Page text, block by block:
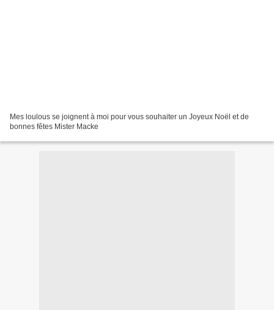
Mes loulous se joignent à moi pour vous souhaiter un Joyeux Noël et de
bonnes fêtes Mister Macke